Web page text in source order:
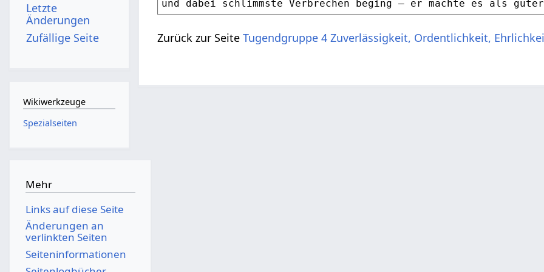
Zurück zur SeiteTugendgruppe 4 Zuverlässigkeit, Ordentlichkeit,
Letzte
Änderungen
Zufällige Seite
Wikiwerkzeuge
Spezialseiten
Mehr
Links auf diese Seite
Änderungen an
verlinkten Seiten
Seiten­­informationen